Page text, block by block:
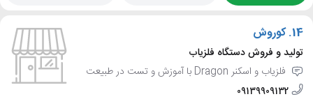
14. کوروش
تولید و فروش دستگاه فلزیاب
فلزیاب و اسکنر Dragon با آموزش و تست در طبیعت
09139909132